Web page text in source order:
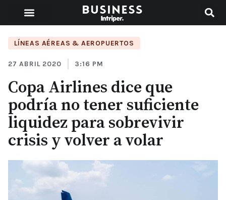
LÍNEAS AÉREAS & AEROPUERTOS
27 ABRIL 2020 3:16 PM
Copa Airlines dice que
podría no tener suficiente
liquidez para sobrevivir
crisis y volver a volar